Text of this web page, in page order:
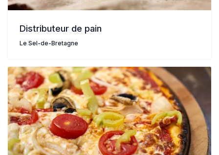
Distributeur de pain
Le Sel-de-Bretagne